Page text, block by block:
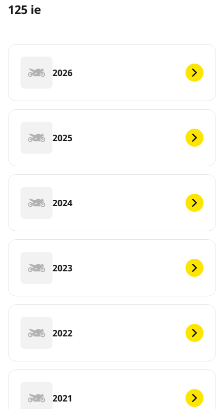
125 ie
2026
2025
2024
2023
2022
2021